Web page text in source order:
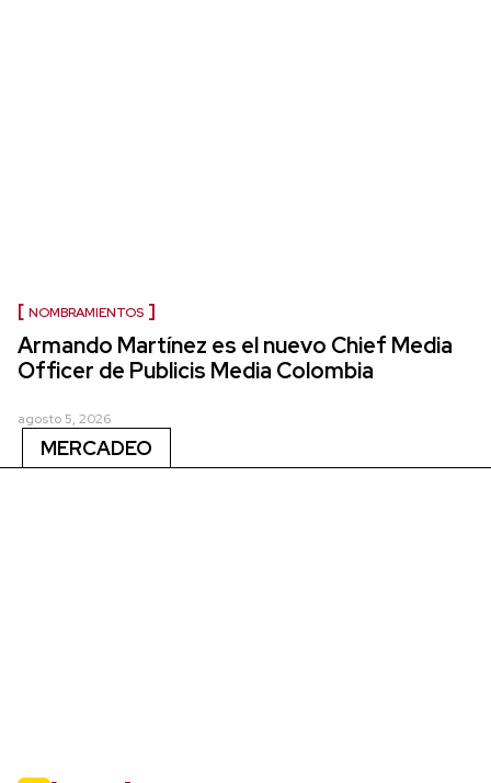
NOMBRAMIENTOS
Armando Martínez es el nuevo Chief Media
Officer de Publicis Media Colombia
agosto 5, 2026
MERCADEO